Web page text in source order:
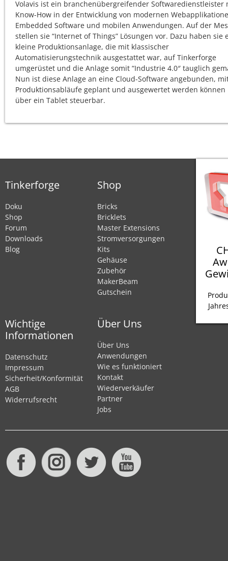
Volavis ist ein branchenübergreifender Softwaredienstleister
Know-How in der Entwicklung von modernen
Embedded Software und mobilen Anwendungen. Auf der
stellen sie “Internet of Things” Lösungen vor. Dazu haben sie
kleine Produktionsanlage, die mit klassischer
Automatisierungstechnik ausgestattet war, auf Tinkerforge
umgerüstet und die Anlage somit “Industrie 4.0″ tauglich
Nun ist diese Anlage an eine Cloud-Software angebunden,
Produktionsabläufe geplant und ausgewertet werden können
über ein Tablet steuerbar.
Tinkerforge
Doku
Shop
Forum
Downloads
Blog
Shop
Bricks
Bricklets
Master Extensions
Stromversorgungen
Kits
Gehäuse
Zubehör
MakerBeam
Gutschein
Wichtige
Informationen
Datenschutz
Impressum
Sicherheit/Konformität
AGB
Widerrufsrecht
Über Uns
Über Uns
Anwendungen
Wie es funktioniert
Kontakt
Wiederverkäufer
Partner
Jobs